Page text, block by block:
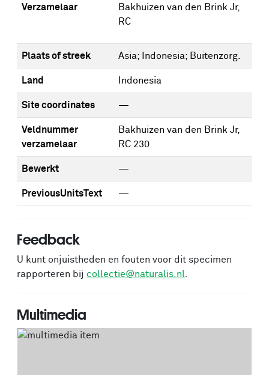
Verzamelaar
Bakhuizen van den Brink Jr,
RC
Plaats of streek Asia; Indonesia; Buitenzorg.
Land Indonesia
Site coordinates —
Veldnummer
verzamelaar
Bakhuizen van den Brink Jr,
RC 230
Bewerkt —
PreviousUnitsText —
Feedback
U kunt onjuistheden en fouten voor dit specimen
rapporteren bij collectie@naturalis.nl
Multimedia